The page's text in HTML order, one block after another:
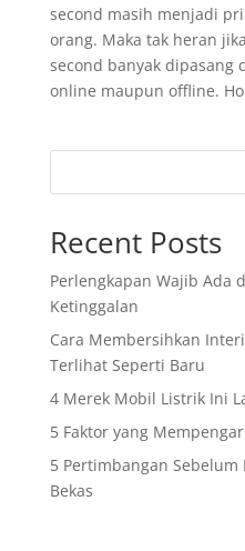
second masih menjadi
orang. Maka tak heran
second banyak
online maupun offline.
Recent Posts
Perlengkapan Wajib Ada
Ketinggalan
Cara Membersihkan
Terlihat Seperti Baru
4 Merek Mobil Listrik Ini
5 Faktor yang
5 Pertimbangan
Bekas